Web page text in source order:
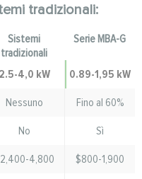
tradizionali:
Sistemi
tradizionali
Serie MBA-G
2.5-4,0 kW
0.89-1,95 kW
Nessuno
Fino al 60%
No
Sì
4,800
$800-1,900